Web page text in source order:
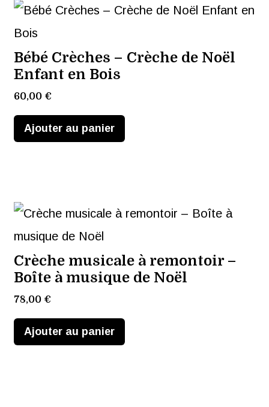
Bébé Crèches – Crèche de Noël
Enfant en Bois
60,00 €
Ajouter au panier
Crèche musicale à remontoir –
Boîte à musique de Noël
78,00 €
Ajouter au panier